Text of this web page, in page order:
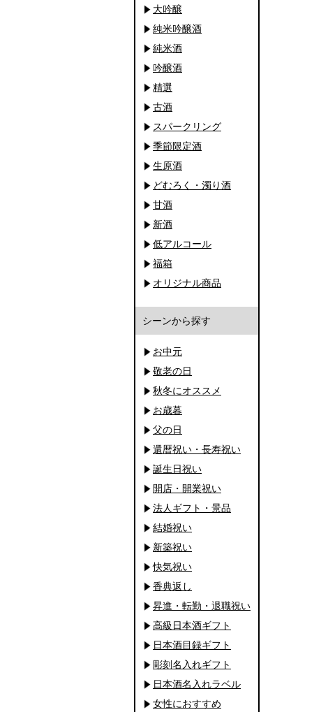
大吟醸
純米吟醸酒
純米酒
吟醸酒
精選
古酒
スパークリング
季節限定酒
生原酒
どむろく・濁り酒
甘酒
新酒
低アルコール
福箱
オリジナル商品
シーンから探す
お中元
敬老の日
秋冬にオススメ
お歳暮
父の日
還暦祝い・長寿祝い
誕生日祝い
開店・開業祝い
法人ギフト・景品
結婚祝い
新築祝い
快気祝い
香典返し
昇進・転勤・退職祝い
高級日本酒ギフト
日本酒目録ギフト
彫刻名入れギフト
日本酒名入れラベル
女性におすすめ